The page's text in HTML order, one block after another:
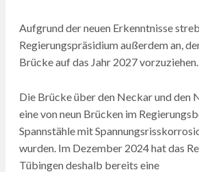
Aufgrund der neuen Erkenntnisse
Regierungspräsidium außerdem an,
Brücke auf das Jahr 2027 vorzuziehen.
Die Brücke über den Neckar und den
eine von neun Brücken im
Spannstähle mit
wurden. Im Dezember 2024 hat das
Tübingen deshalb bereits eine